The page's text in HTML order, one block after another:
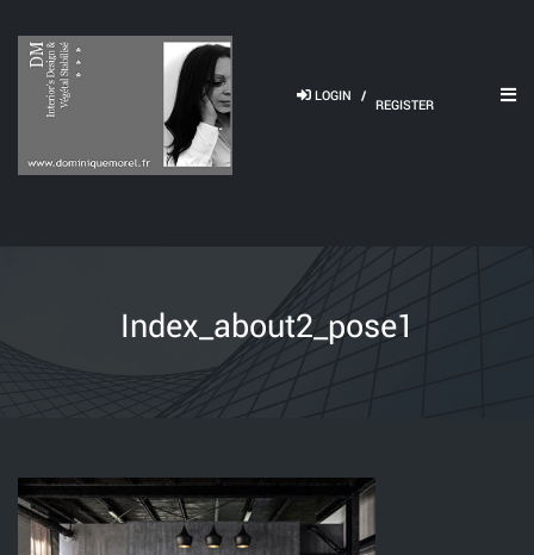
LOGIN /
REGISTER
Index_about2_pose1